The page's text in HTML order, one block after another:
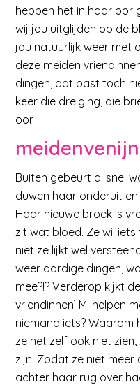
hebben het in haar oor
wij jou uitglijden op de
jou natuurlijk weer met
deze meiden
dingen, dat past toch
keer die dreiging, die
oor.
Buiten gebeurt al snel
duwen haar onderuit
Haar nieuwe broek is
zit wat bloed. Ze wil
niet ze lijkt wel
weer aardige dingen,
mee?!? Verderop kijkt
vriendinnen’ M. helpen
niemand iets? Waarom
ze het zelf ook niet
zijn. Zodat ze niet
achter haar rug over